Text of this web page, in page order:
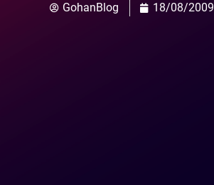
GohanBlog 18/08/2009